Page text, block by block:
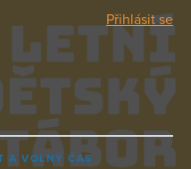
Přihlásit se
A VOLNÝ ČAS